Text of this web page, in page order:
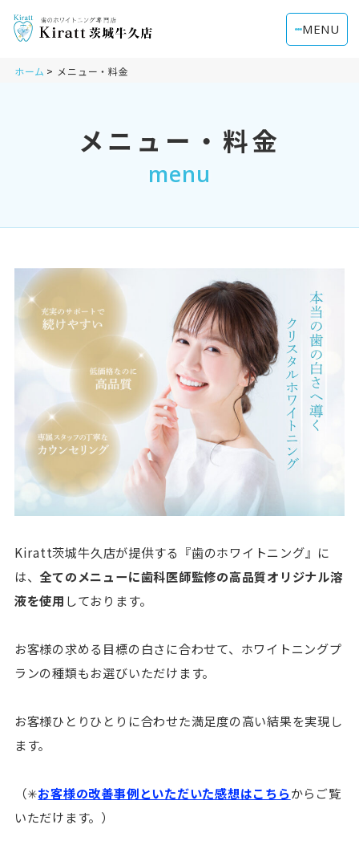
MENU
ホーム メニュー・料金
メニュー・料金
menu
Kiratt茨城牛久店が提供する『歯のホワイトニング』に
は、 全てのメニューに歯科医師監修の高品質オリジナル溶
液を使用 しております。
お客様の求める目標の白さに合わせて、ホワイトニングプ
ランの種類もお選びいただけます。
お客様ひとりひとりに合わせた満足度の高い結果を実現し
ます。
（✳︎お客様の改善事例といただいた感想はこちらからご覧
いただけます。）